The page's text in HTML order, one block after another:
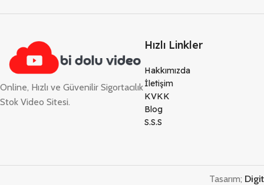
Online, Hızlı ve Güvenilir Sigortacılık
Stok Video Sitesi.
Hızlı Linkler
Hakkımızda
İletişim
KVKK
Blog
S.S.S
Tasarım;